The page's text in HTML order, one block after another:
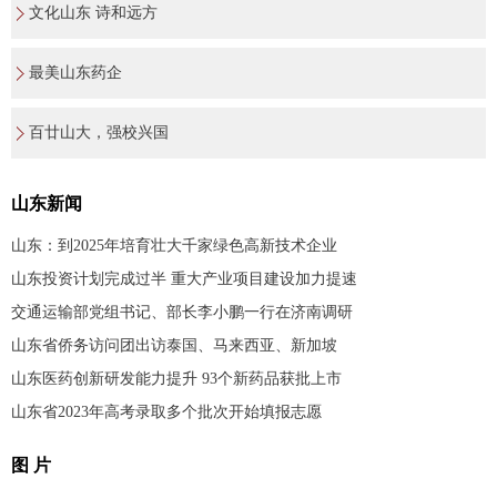
文化山东 诗和远方
最美山东药企
百廿山大，强校兴国
山东新闻
山东：到2025年培育壮大千家绿色高新技术企业
山东投资计划完成过半 重大产业项目建设加力提速
交通运输部党组书记、部长李小鹏一行在济南调研
山东省侨务访问团出访泰国、马来西亚、新加坡
山东医药创新研发能力提升 93个新药品获批上市
山东省2023年高考录取多个批次开始填报志愿
图 片